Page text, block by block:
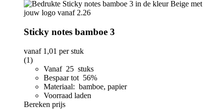
Sticky notes bamboe 3
vanaf 1,01 per stuk
(1)
Vanaf 25 stuks
Bespaar tot 56%
Materiaal: bamboe, papier
Voorraad laden
Bereken prijs